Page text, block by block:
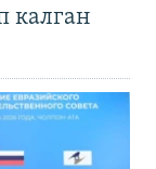
калган